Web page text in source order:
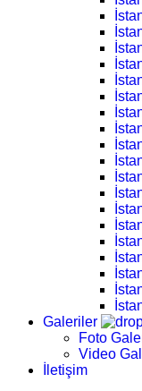
Galeriler
Foto
Video
İletişim